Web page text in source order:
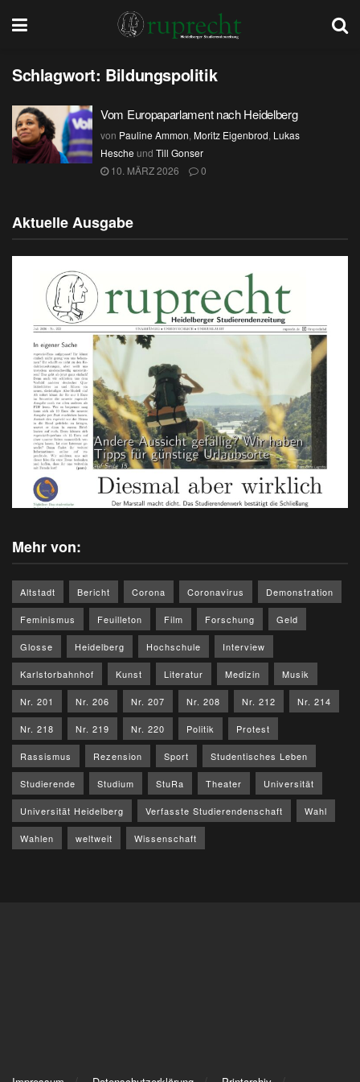
Schlagwort: Bildungspolitik
Vom Europaparlament nach Heidelberg
von Pauline Ammon, Moritz Eigenbrod, Lukas
Hesche und Till Gonser
10. MÄRZ 2026
0
Aktuelle Ausgabe
Mehr von:
Altstadt Bericht Corona Coronavirus Demonstration
Feminismus Feuilleton Film Forschung Geld
Glosse Heidelberg Hochschule Interview
Karlstorbahnhof Kunst Literatur Medizin Musik
Nr. 201 Nr. 206 Nr. 207 Nr. 208 Nr. 212 Nr. 214
Nr. 218 Nr. 219 Nr. 220 Politik Protest
Rassismus Rezension Sport Studentisches Leben
Studierende Studium StuRa Theater Universität
Universität Heidelberg Verfasste Studierendenschaft Wahl
Wahlen weltweit Wissenschaft